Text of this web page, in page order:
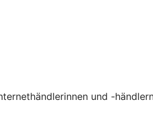
und -